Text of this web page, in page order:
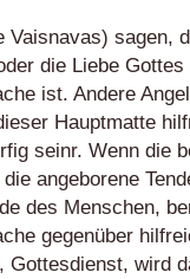
Vaisnavas) sagen,
die Liebe Gottes
ist. Andere
Hauptmatte
seinr. Wenn die
angeborene
des Menschen,
gegenüber
Gottesdienst, wird